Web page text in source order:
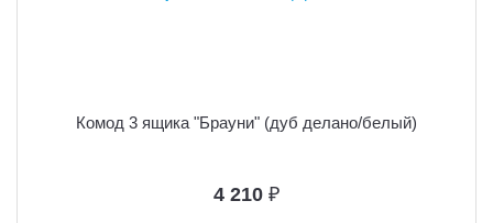
Комод 3 ящика "Брауни" (дуб делано/белый)
4 210 ₽